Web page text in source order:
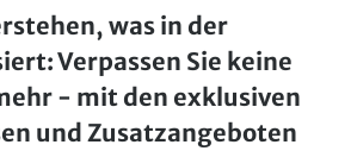
was in der
Verpassen Sie keine
- mit den exklusiven
und Zusatzangeboten